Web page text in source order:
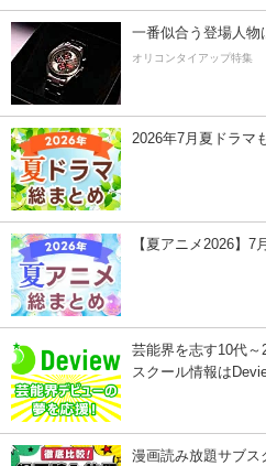
一番似合う登場人
オリコンタイアップ特集
2026年7月夏ドラマ
【夏アニメ2026】7
芸能界を志す10代～
スクール情報は
漫画読み放題サブス